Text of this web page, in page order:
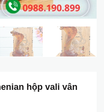
hộp vali vân